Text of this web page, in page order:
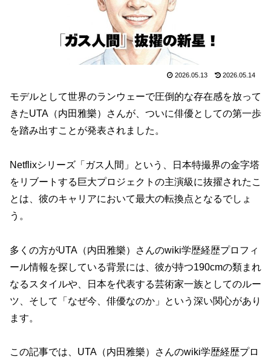
2026.05.13 2026.05.14
モデルとして世界のランウェーで圧倒的な存在感を放って
きたUTA（内田雅樂）さんが、ついに俳優としての第一歩
を踏み出すことが発表されました。
Netflixシリーズ「ガス人間」という、日本特撮界の金字塔
をリブートする巨大プロジェクトの主演級に抜擢されたこ
とは、彼のキャリアにおいて最大の転換点となるでしょ
う。
多くの方がUTA（内田雅樂）さんのwiki学歴経歴プロフィ
ール情報を探している背景には、彼が持つ190cmの類まれ
なるスタイルや、日本を代表する芸術家一族としてのルー
ツ、そして「なぜ今、俳優なのか」という深い関心があり
ます。
この記事では、UTA（内田雅樂）さんのwiki学歴経歴プロ